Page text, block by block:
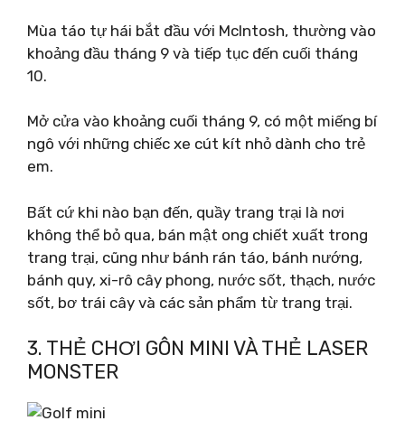
Mùa táo tự hái bắt đầu với McIntosh, thường vào
khoảng đầu tháng 9 và tiếp tục đến cuối tháng
10.
Mở cửa vào khoảng cuối tháng 9, có một miếng bí
ngô với những chiếc xe cút kít nhỏ dành cho trẻ
em.
Bất cứ khi nào bạn đến, quầy trang trại là nơi
không thể bỏ qua, bán mật ong chiết xuất trong
trang trại, cũng như bánh rán táo, bánh nướng,
bánh quy, xi-rô cây phong, nước sốt, thạch, nước
sốt, bơ trái cây và các sản phẩm từ trang trại.
3. THẺ CHƠI GÔN MINI VÀ THẺ LASER
MONSTER